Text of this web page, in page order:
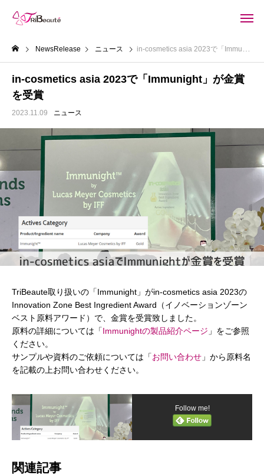
NewsRelease ニュース in-cosmetics asia 2023で「Immunight」が金賞を受賞
in-cosmetics asia 2023で「Immunight」が金賞
を受賞
2023.11.09 ニュース
TriBeaute取り扱いの「Immunight」がin-cosmetics asia 2023の
Innovation Zone Best Ingredient Award（イノベーションゾーン
ベスト原料アワード）で、金賞を受賞致しました。
原料の詳細については「Immunightの製品紹介ページ 」をご参照
ください。
サンプルや資料のご依頼については「お問い合わせ 」から原料名
を記載の上お問い合わせください。
Follow me!
関連記事